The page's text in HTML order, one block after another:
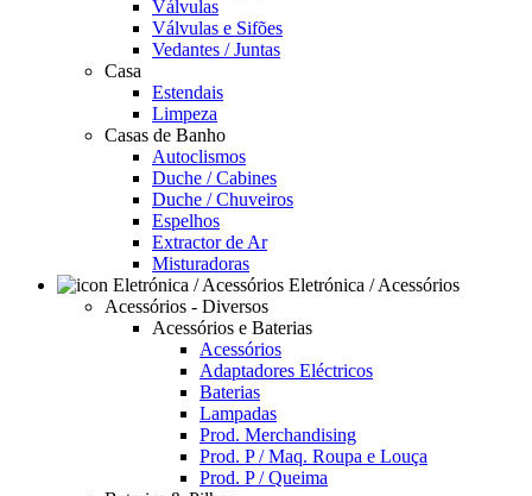
Válvulas
Válvulas e Sifões
Vedantes / Juntas
Casa
Estendais
Limpeza
Casas de Banho
Autoclismos
Duche / Cabines
Duche / Chuveiros
Espelhos
Extractor de Ar
Misturadoras
Eletrónica / Acessórios
Acessórios - Diversos
Acessórios e Baterias
Acessórios
Adaptadores Eléctricos
Baterias
Lampadas
Prod. Merchandising
Prod. P / Maq. Roupa e Louça
Prod. P / Queima